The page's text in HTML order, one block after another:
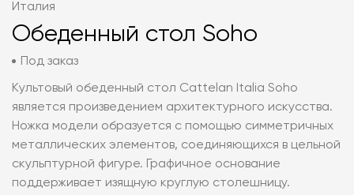
Италия
Обеденный стол Soho
Под заказ
Культовый обеденный стол Cattelan Italia Soho
является произведением архитектурного искусства.
Ножка модели образуется с помощью симметричных
металлических элементов, соединяющихся в цельной
скульптурной фигуре. Графичное основание
поддерживает изящную круглую столешницу.